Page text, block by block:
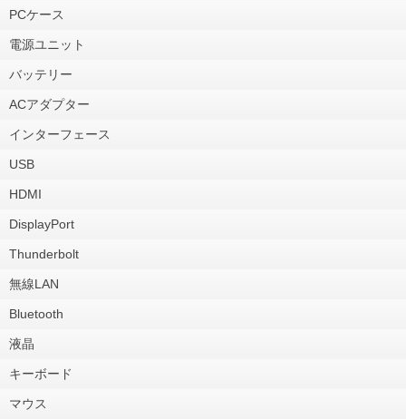
PCケース
電源ユニット
バッテリー
ACアダプター
インターフェース
USB
HDMI
DisplayPort
Thunderbolt
無線LAN
Bluetooth
液晶
キーボード
マウス